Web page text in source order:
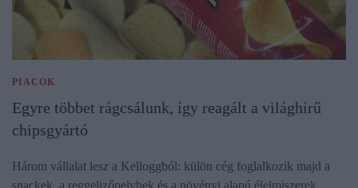
PIACOK
Egyre többet rágcsálunk, így reagált a világhírű
chipsgyártó
Három vállalat lesz a Kelloggból: külön cég foglalkozik majd a
snackek, a reggelizőpelyhek és a növényi alapú élelmiszerek